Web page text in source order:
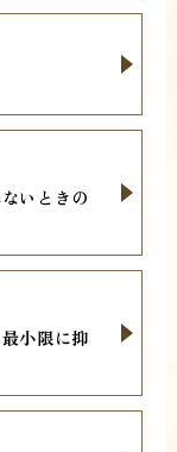
いときの
小限に抑